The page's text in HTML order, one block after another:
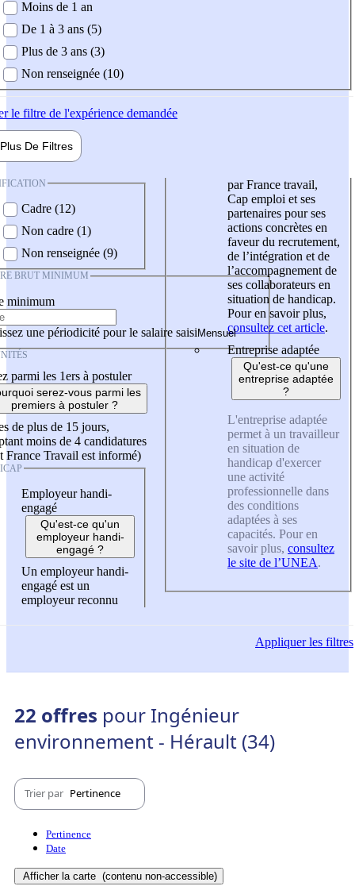
demandée
Moins de 1 an
De 1 à 3 ans (5)
Plus de 3 ans (3)
Non renseignée (10)
le filtre de l'expérience demandée
Plus De Filtres
Cadre (12)
Non cadre (1)
Non renseignée (9)
BRUT MINIMUM
minimum
une périodicité pour le salaire saisi
parmi les 1ers à postuler
serez-vous parmi les
premiers à postuler ?
de plus de 15 jours,
moins de 4 candidatures
France Travail est informé)
Employeur handi-
engagé
Qu'est-ce qu'un
employeur handi-
engagé ?
Un employeur handi-
engagé est un
employeur reconnu
par France travail,
Cap emploi et ses
partenaires pour ses
actions concrètes en
faveur du recrutement,
de l’intégration et de
l’accompagnement de
ses collaborateurs en
situation de handicap.
Pour en savoir plus,
consultez cet article.
Entreprise adaptée
Qu'est-ce qu'une
entreprise adaptée
?
L'entreprise adaptée
permet à un travailleur
en situation de
handicap d'exercer
une activité
professionnelle dans
des conditions
adaptées à ses
capacités. Pour en
savoir plus, consultez
le site de l’UNEA.
Appliquerles filtres
22 offres pour Ingénieur
environnement - Hérault (34)
Trier par Pertinence
Pertinence
Date
Afficher la carte (contenu non-accessible)